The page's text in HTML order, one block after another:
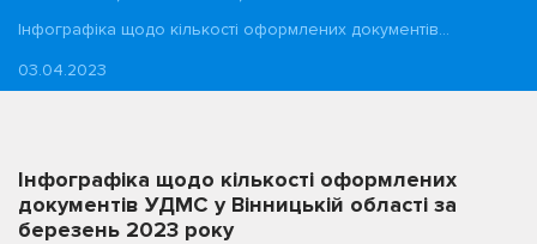
Інфографіка щодо кількості оформлених документів…
03.04.2023
Інфографіка щодо кількості оформлених
документів УДМС у Вінницькій області за
березень 2023 року